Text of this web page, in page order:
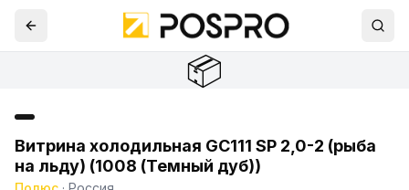
📦
Витрина холодильная GC111 SP 2,0-2 (рыба
на льду) (1008 (Темный дуб))